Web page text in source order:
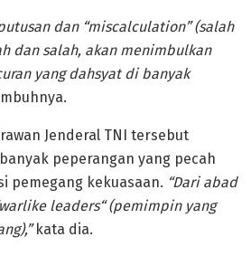
dan “miscalculation” (salah
dan salah, akan menimbulkan
yang dahsyat di banyak
Jenderal TNI tersebut
peperangan yang pecah
pemegang kekuasaan. “Dari abad
leaders“ (pemimpin yang
kata dia.